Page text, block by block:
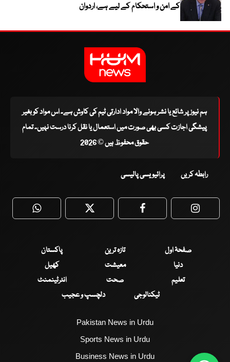
کے امن و استحکام کے لیے ہے، اردوان
ہم نیوز پر شائع یا نشر ہونے والا مواد ادارتی ٹیم کی کاوش ہے۔ اس مواد کو بغیر
پیشگی اجازت کسی بھی صورت میں استعمال یا نقل کرنا درست نہیں۔ تمام
حقوق محفوظ ہیں © 2026
رابطہ کریں پرائیویسی پالیسی
WhatsApp Twitter Facebook
صفحۂ اول تازہ ترین
پاکستان
دنیا
معیشت
کھیل
تعلیم
صحت
انٹرٹینمنٹ
ٹیکنالوجی
دلچسپ و عجیب
Pakistan News in Urdu
Sports News in Urdu
Business News in Urdu